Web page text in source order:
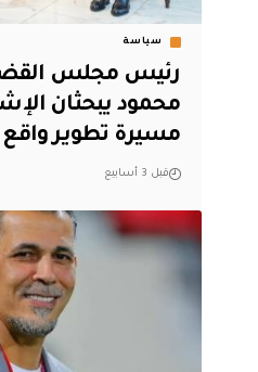
سياسة
رئيس مجلس
محمود يبحثان
مسيرة تطوير واقع
قبل 3 أسابيع